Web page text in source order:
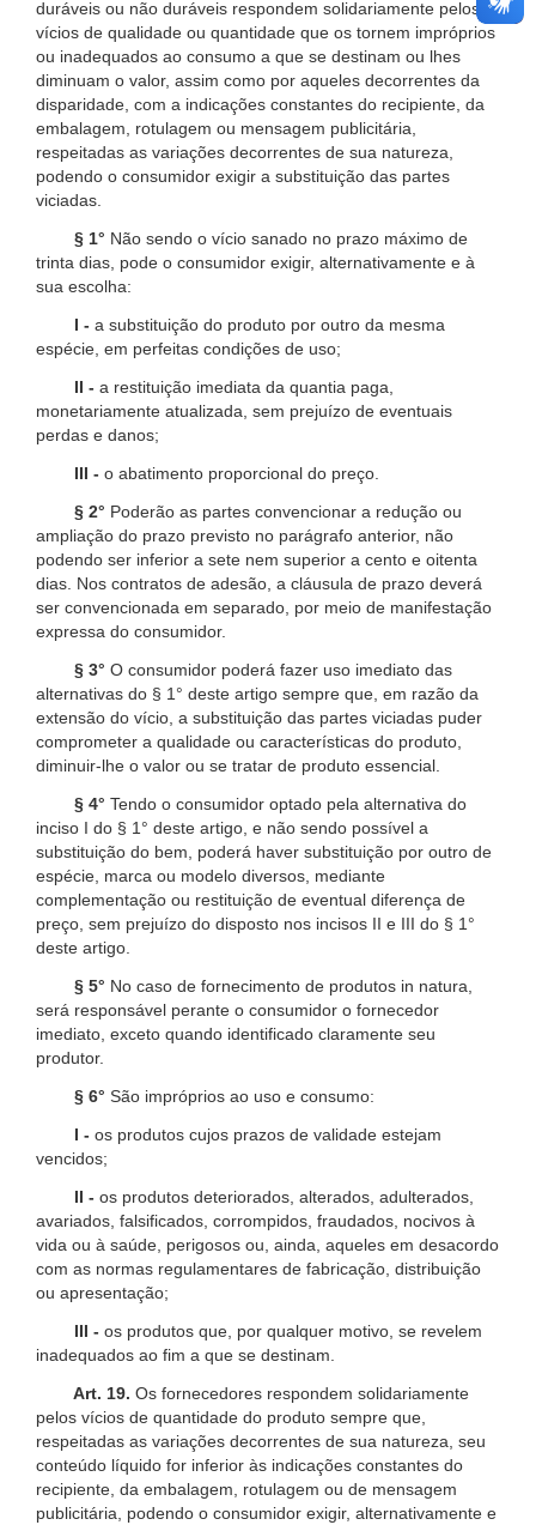
duráveis ou não duráveis respondem solidariamente pelos
vícios de qualidade ou quantidade que os tornem impróprios
ou inadequados ao consumo a que se destinam ou lhes
diminuam o valor, assim como por aqueles decorrentes da
disparidade, com a indicações constantes do recipiente, da
embalagem, rotulagem ou mensagem publicitária,
respeitadas as variações decorrentes de sua natureza,
podendo o consumidor exigir a substituição das partes
viciadas.
§ 1° Não sendo o vício sanado no prazo máximo de
trinta dias, pode o consumidor exigir, alternativamente e à
sua escolha:
I - a substituição do produto por outro da mesma
espécie, em perfeitas condições de uso;
II - a restituição imediata da quantia paga,
monetariamente atualizada, sem prejuízo de eventuais
perdas e danos;
III - o abatimento proporcional do preço.
§ 2° Poderão as partes convencionar a redução ou
ampliação do prazo previsto no parágrafo anterior, não
podendo ser inferior a sete nem superior a cento e oitenta
dias. Nos contratos de adesão, a cláusula de prazo deverá
ser convencionada em separado, por meio de manifestação
expressa do consumidor.
§ 3° O consumidor poderá fazer uso imediato das
alternativas do § 1° deste artigo sempre que, em razão da
extensão do vício, a substituição das partes viciadas puder
comprometer a qualidade ou características do produto,
diminuir-lhe o valor ou se tratar de produto essencial.
§ 4° Tendo o consumidor optado pela alternativa do
inciso I do § 1° deste artigo, e não sendo possível a
substituição do bem, poderá haver substituição por outro de
espécie, marca ou modelo diversos, mediante
complementação ou restituição de eventual diferença de
preço, sem prejuízo do disposto nos incisos II e III do § 1°
deste artigo.
§ 5° No caso de fornecimento de produtos in natura,
será responsável perante o consumidor o fornecedor
imediato, exceto quando identificado claramente seu
produtor.
§ 6° São impróprios ao uso e consumo:
I - os produtos cujos prazos de validade estejam
vencidos;
II - os produtos deteriorados, alterados, adulterados,
avariados, falsificados, corrompidos, fraudados, nocivos à
vida ou à saúde, perigosos ou, ainda, aqueles em desacordo
com as normas regulamentares de fabricação, distribuição
ou apresentação;
III - os produtos que, por qualquer motivo, se revelem
inadequados ao fim a que se destinam.
Art. 19. Os fornecedores respondem solidariamente
pelos vícios de quantidade do produto sempre que,
respeitadas as variações decorrentes de sua natureza, seu
conteúdo líquido for inferior às indicações constantes do
recipiente, da embalagem, rotulagem ou de mensagem
publicitária, podendo o consumidor exigir, alternativamente e